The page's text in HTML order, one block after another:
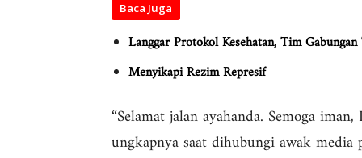
Baca Juga
Langgar Protokol Kesehatan, Tim
Menyikapi Rezim Represif
“Selamat jalan ayahanda. Semoga
ungkapnya saat dihubungi awak